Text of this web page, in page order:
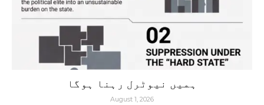
ہمیں نیوٹرل رہنا ہوگا
August 1, 2026